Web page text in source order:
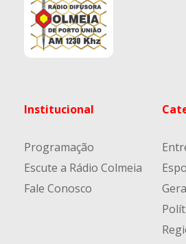
Institucional
Programação
Escute a Rádio Colmeia
Fale Conosco